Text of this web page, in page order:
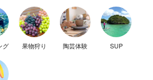
グ 果物狩り 陶芸体験 SUP